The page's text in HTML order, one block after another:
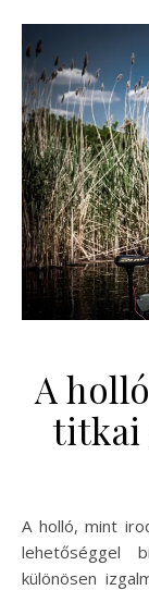
A
titkai
A holló, mint irodalmi mű, számos különböző értelmezési
lehetőséggel
különösen